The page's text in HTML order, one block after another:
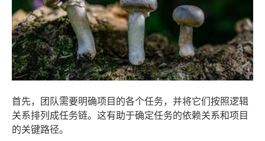
首先，团队需要明确项目的各个任务，并将它们按照逻辑
关系排列成任务链。这有助于确定任务的依赖关系和项目
的关键路径。